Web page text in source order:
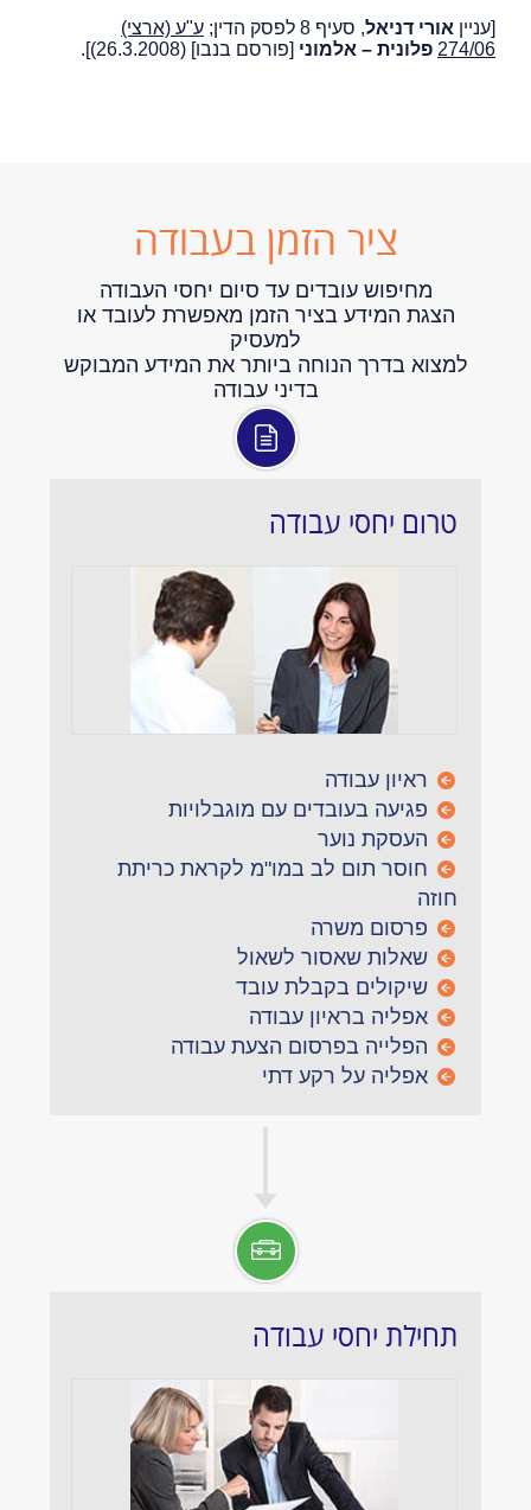
[עניין אורי דניאל, סעיף 8 לפסק הדין;
ע"ע (ארצי)
274/06 פלונית – אלמוני [פורסם בנבו] (26.3.2008)].
ציר הזמן בעבודה
מחיפוש עובדים עד סיום יחסי העבודה
הצגת המידע בציר הזמן מאפשרת לעובד או
למעסיק
למצוא בדרך הנוחה ביותר את המידע המבוקש
בדיני עבודה
טרום יחסי עבודה
ראיון עבודה
פגיעה בעובדים עם מוגבלויות
העסקת נוער
חוסר תום לב במו"מ לקראת כריתת
חוזה
פרסום משרה
שאלות שאסור לשאול
שיקולים בקבלת עובד
אפליה בראיון עבודה
הפלייה בפרסום הצעת עבודה
אפליה על רקע דתי
תחילת יחסי עבודה